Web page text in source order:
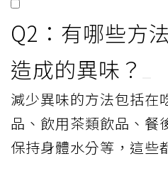
Q2：有哪些方
造成的異味？
減少異味的方法包括在
品、飲用茶類飲品、餐
保持身體水分等，這些